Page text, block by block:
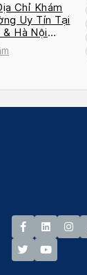
Chỉ Khám
Uy Tín Tại
& Hà Nội